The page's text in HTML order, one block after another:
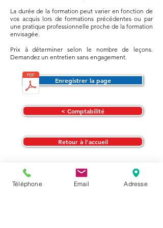
La durée de la formation peut varier en fonction de
vos acquis lors de formations précédentes ou par
une pratique professionnelle proche de la formation
envisagée.
Prix à déterminer selon le nombre de leçons.
Demandez un entretien sans engagement.
Enregistrer la page
< Comptabilité
Retour à l'accueil
Téléphone Email Adresse